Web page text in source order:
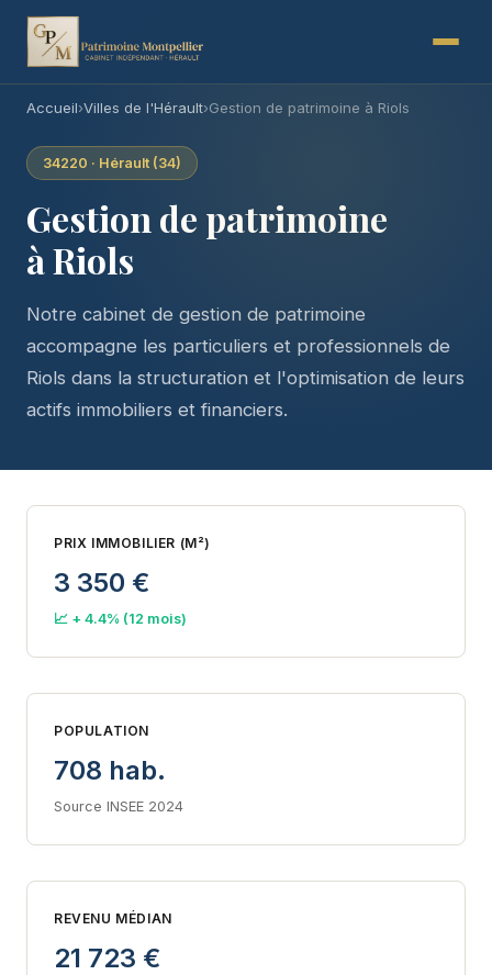
Accueil›Villes de l'Hérault›Gestion de patrimoine à Riols
34220 · Hérault (34)
Gestion de patrimoine
à Riols
Notre cabinet de gestion de patrimoine
accompagne les particuliers et professionnels de
Riols dans la structuration et l'optimisation de leurs
actifs immobiliers et financiers.
PRIX IMMOBILIER (M²)
3 350 €
📈 + 4.4% (12 mois)
POPULATION
708 hab.
Source INSEE 2024
REVENU MÉDIAN
21 723 €